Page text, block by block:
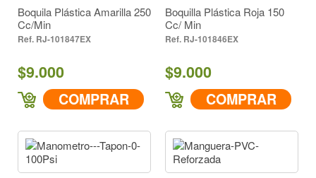
Boquila Plástica Amarilla 250
Cc/Min
RJ-101847EX
$9.000
COMPRAR
Boquilla Plástica Roja 150
Cc/ Min
RJ-101846EX
$9.000
COMPRAR